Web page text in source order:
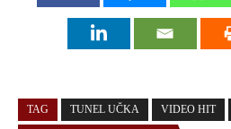
TAG TUNEL UČKA VIDEO HIT